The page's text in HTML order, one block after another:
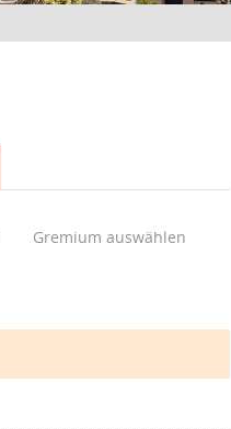
Gremium auswählen